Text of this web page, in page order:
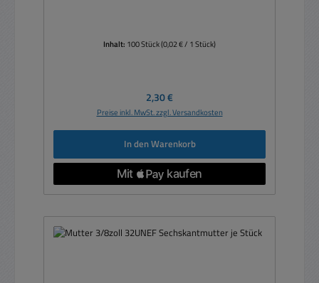
Inhalt: 100 Stück(0,02 € / 1 Stück)
Regulärer Preis:
2,30 €
Preise inkl. MwSt. zzgl. Versandkosten
In den Warenkorb